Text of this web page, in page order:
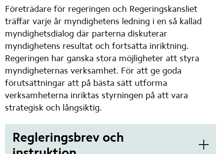
Företrädare för regeringen och Regeringskansliet
träffar varje år myndighetens ledning i en så kallad
myndighetsdialog där parterna diskuterar
myndighetens resultat och fortsatta inriktning.
Regeringen har ganska stora möjligheter att styra
myndigheternas verksamhet. För att ge goda
förutsättningar att på bästa sätt utforma
verksamheterna inriktas styrningen på att vara
strategisk och långsiktig.
Regleringsbrev och